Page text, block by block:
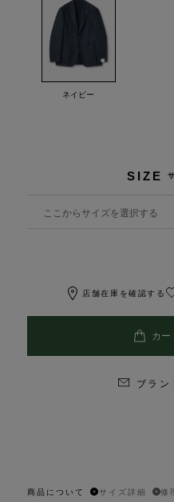
ネイビー
SIZE
ここからサイズを選択する
店舗在庫を確認する
ブラン
商品について サイズ詳細 修